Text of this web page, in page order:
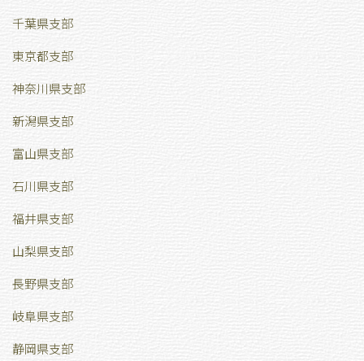
千葉県支部
東京都支部
神奈川県支部
新潟県支部
富山県支部
石川県支部
福井県支部
山梨県支部
長野県支部
岐阜県支部
静岡県支部